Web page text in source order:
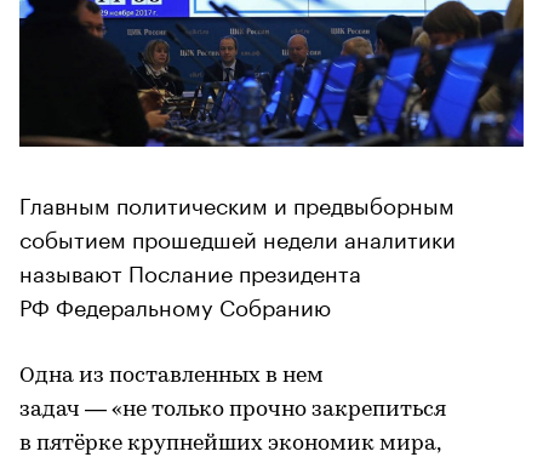
Главным политическим и предвыборным
событием прошедшей недели аналитики
называют Послание президента
РФ Федеральному Собранию
Одна из поставленных в нем
задач — «не только прочно закрепиться
в пятёрке крупнейших экономик мира,